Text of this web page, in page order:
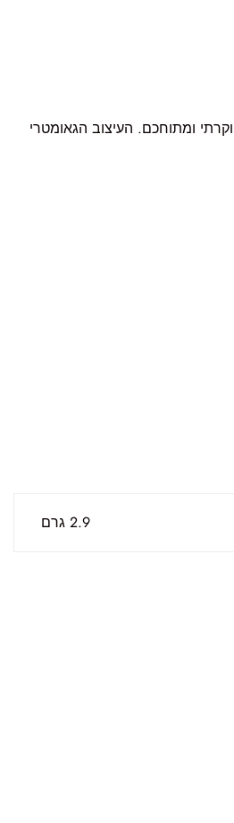
יוקרתי ומתוחכם. העיצוב הגאומטרי
2.9 גרם